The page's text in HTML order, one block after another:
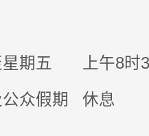
期五 上午8
众假期 休息